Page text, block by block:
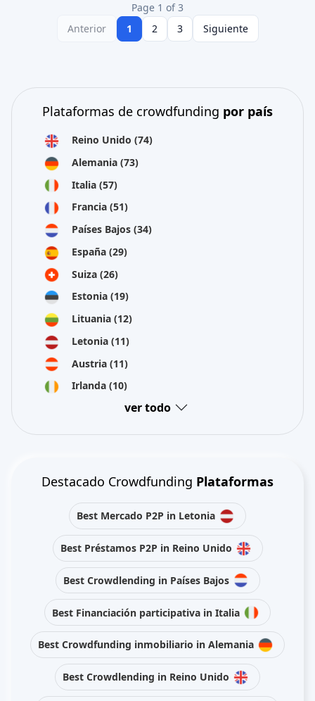
Page 1 of 3
Anterior
1 2 3 Siguiente
Plataformas de crowdfunding por país
Reino Unido (74)
Alemania (73)
Italia (57)
Francia (51)
Países Bajos (34)
España (29)
Suiza (26)
Estonia (19)
Lituania (12)
Letonia (11)
Austria (11)
Irlanda (10)
ver todo
Destacado Crowdfunding Plataformas
Best Mercado P2P in Letonia
Best Préstamos P2P in Reino Unido
Best Crowdlending in Países Bajos
Best Financiación participativa in Italia
Best Crowdfunding inmobiliario in Alemania
Best Crowdlending in Reino Unido